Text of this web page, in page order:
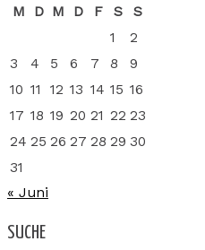
M
D M D F S
S
1
2
3
4 5 6 7 8
9
10 11 12 13 14 15 16
17 18 19 20 21 22 23
24 25 26 27 28 29 30
31
« Juni
SUCHE